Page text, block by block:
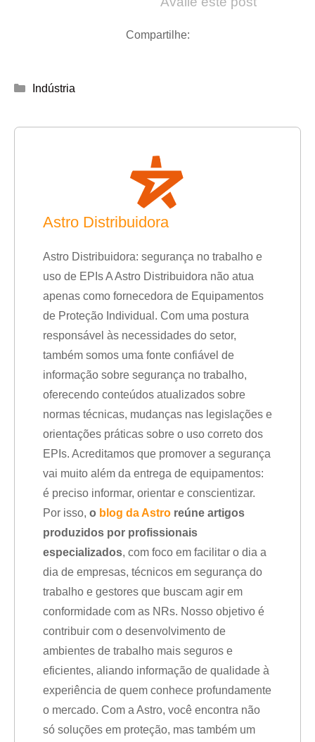
Compartilhe:
Categorias
Indústria
Astro Distribuidora
Astro Distribuidora: segurança no trabalho e
uso de EPIs A Astro Distribuidora não atua
apenas como fornecedora de Equipamentos
de Proteção Individual. Com uma postura
responsável às necessidades do setor,
também somos uma fonte confiável de
informação sobre segurança no trabalho,
oferecendo conteúdos atualizados sobre
normas técnicas, mudanças nas legislações e
orientações práticas sobre o uso correto dos
EPIs. Acreditamos que promover a segurança
vai muito além da entrega de equipamentos:
é preciso informar, orientar e conscientizar.
Por isso, o blog da Astro reúne artigos
produzidos por profissionais
especializados, com foco em facilitar o dia a
dia de empresas, técnicos em segurança do
trabalho e gestores que buscam agir em
conformidade com as NRs. Nosso objetivo é
contribuir com o desenvolvimento de
ambientes de trabalho mais seguros e
eficientes, aliando informação de qualidade à
experiência de quem conhece profundamente
o mercado. Com a Astro, você encontra não
só soluções em proteção, mas também um